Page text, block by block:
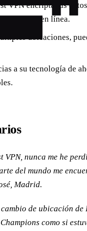
VPN encripta tus
en línea.
ubicaciones,
a su tecnología de
VPN, nunca me he
del mundo me
Madrid.
de ubicación de
como si